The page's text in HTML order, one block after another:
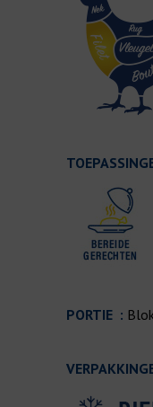
PORTIE :